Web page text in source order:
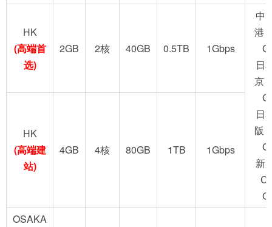
HK
(高端首
选)
2GB 2核 40GB 0.5TB 1Gbps
中
港
日
京
日
阪
新
HK
(高端建
站)
4GB 4核 80GB 1TB 1Gbps
OSAKA